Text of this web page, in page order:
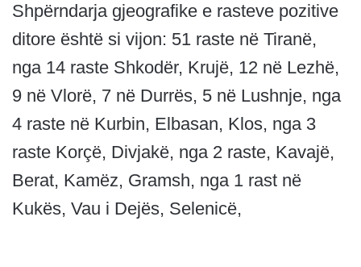
Shpërndarja gjeografike e rasteve pozitive
ditore është si vijon: 51 raste në Tiranë,
nga 14 raste Shkodër, Krujë, 12 në Lezhë,
9 në Vlorë, 7 në Durrës, 5 në Lushnje, nga
4 raste në Kurbin, Elbasan, Klos, nga 3
raste Korçë, Divjakë, nga 2 raste, Kavajë,
Berat, Kamëz, Gramsh, nga 1 rast në
Kukës, Vau i Dejës, Selenicë,